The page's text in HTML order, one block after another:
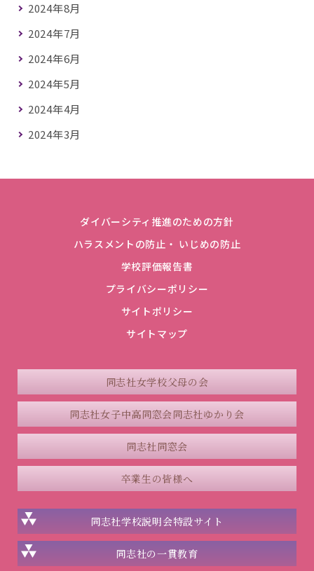
2024年8月
2024年7月
2024年6月
2024年5月
2024年4月
2024年3月
ダイバーシティ推進のための方針
ハラスメントの防止・ いじめの防止
学校評価報告書
プライバシーポリシー
サイトポリシー
サイトマップ
同志社女学校父母の会
同志社女子中高同窓会同志社ゆかり会
同志社同窓会
卒業生の皆様へ
同志社学校説明会特設サイト
同志社の一貫教育